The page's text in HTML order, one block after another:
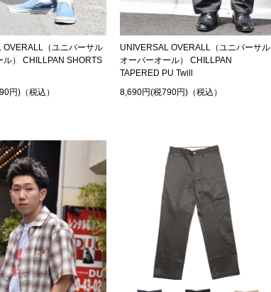
OVERALL（ユニバーサル
ル） CHILLPAN SHORTS
円)（税込）
UNIVERSAL OVERALL（ユニバーサル
オーバーオール） CHILLPAN
TAPERED PU Twill
8,690円(税790円)（税込）